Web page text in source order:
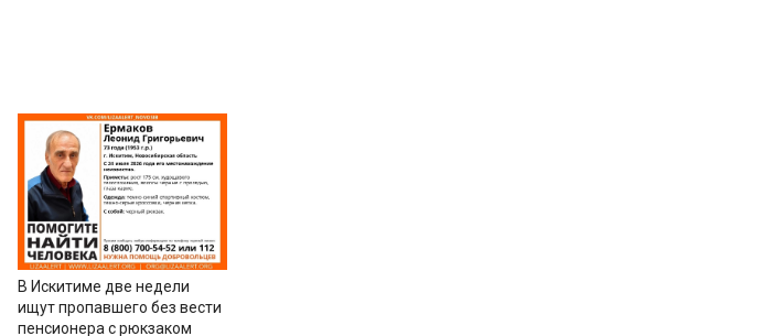
В Искитиме две недели
ищут пропавшего без вести
пенсионера с рюкзаком